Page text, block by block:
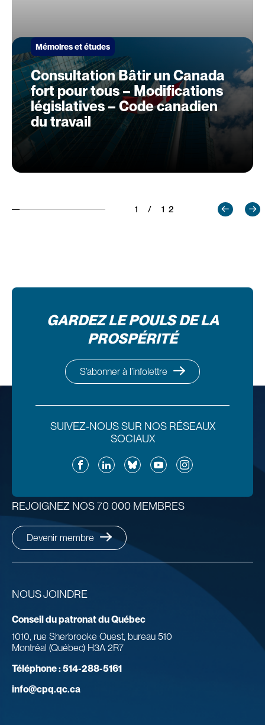
Mémoires et études
Consultation Bâtir un Canada
fort pour tous – Modifications
législatives – Code canadien
du travail
1 / 12
GARDEZ LE POULS DE LA
PROSPÉRITÉ
S’abonner à l’infolettre
SUIVEZ-NOUS SUR NOS RÉSEAUX
SOCIAUX
FacebookLinkedInBlueskyYouTubeInstagram
NOUS JOINDRE
Conseil du patronat du Québec
1010, rue Sherbrooke Ouest, bureau 510
Montréal (Québec) H3A 2R7
Téléphone :514-288-5161
info@cpq.qc.ca
REJOIGNEZ NOS 70 000 MEMBRES
Devenir membre